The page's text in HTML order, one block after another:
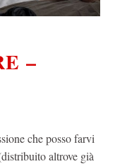
–
che posso farvi
altrove già